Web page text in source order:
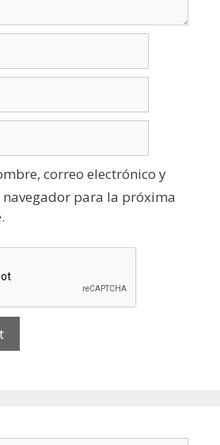
correo electrónico y
navegador para la próxima